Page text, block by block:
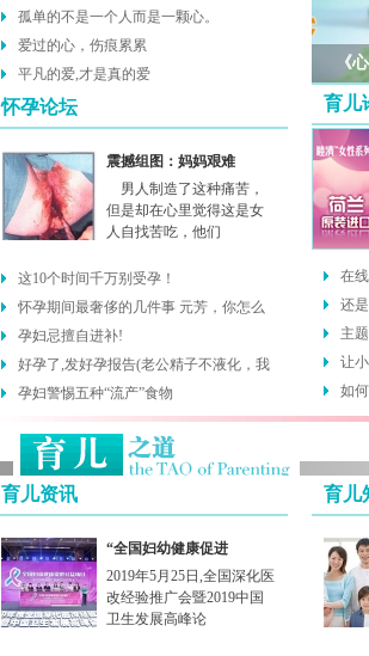
孤单的不是一个人而是一颗心。
爱过的心，伤痕累累
平凡的爱,才是真的爱
怀孕论坛
震撼组图：妈妈艰难
男人制造了这种痛苦，
但是却在心里觉得这是女
人自找苦吃，他们
这10个时间千万别受孕！
怀孕期间最奢侈的几件事 元芳，你怎么
看？
孕妇忌擅自进补!
好孕了,发好孕报告(老公精子不液化，我
排卵
孕妇警惕五种“流产”食物
《
现出
育儿
在
好？
还
主
让
如
育儿资讯
“全国妇幼健康促进
2019年5月25日,全国深化医
改经验推广会暨2019中国
卫生发展高峰论
育儿